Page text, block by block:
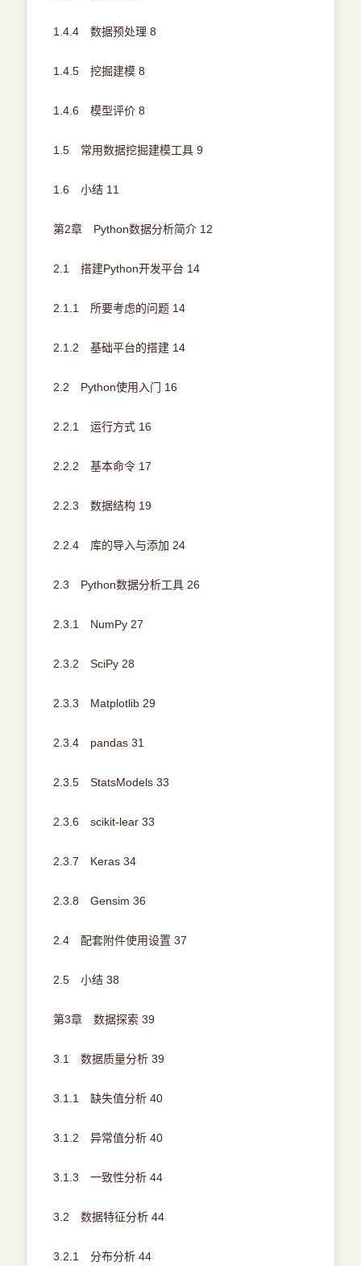
1.4.4 数据预处理 8
1.4.5 挖掘建模 8
1.4.6 模型评价 8
1.5 常用数据挖掘建模工具 9
1.6 小结 11
第2章 Python数据分析简介 12
2.1 搭建Python开发平台 14
2.1.1 所要考虑的问题 14
2.1.2 基础平台的搭建 14
2.2 Python使用入门 16
2.2.1 运行方式 16
2.2.2 基本命令 17
2.2.3 数据结构 19
2.2.4 库的导入与添加 24
2.3 Python数据分析工具 26
2.3.1 NumPy 27
2.3.2 SciPy 28
2.3.3 Matplotlib 29
2.3.4 pandas 31
2.3.5 StatsModels 33
2.3.6 scikit-lear 33
2.3.7 Keras 34
2.3.8 Gensim 36
2.4 配套附件使用设置 37
2.5 小结 38
第3章 数据探索 39
3.1 数据质量分析 39
3.1.1 缺失值分析 40
3.1.2 异常值分析 40
3.1.3 一致性分析 44
3.2 数据特征分析 44
3.2.1 分布分析 44